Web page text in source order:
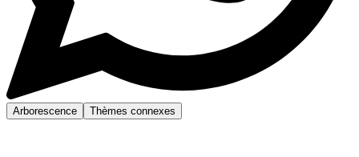
Arborescence Thèmes connexes